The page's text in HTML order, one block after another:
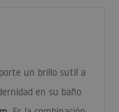
un brillo sutil a
en su baño